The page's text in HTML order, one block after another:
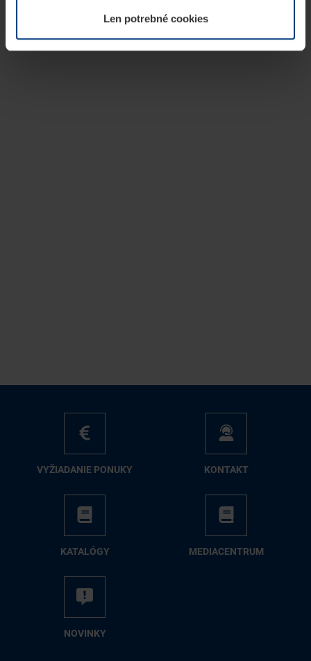
našej webovej stránky.Len potrebné cookies
VY­ŽIA­DA­NIE PO­NU­KY KON­TAKT
KA­TA­LÓ­GY ME­DIA­CEN­TRUM
NO­VIN­KY